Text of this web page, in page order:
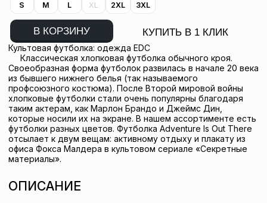
S M L XL 2XL 3XL
В КОРЗИНУ КУПИТЬ В 1 КЛИК
Культовая футболка: одежда EDC
Классическая хлопковая футболка обычного кроя.
Своеобразная форма футболок развилась в начале 20 века
из бывшего нижнего белья (так называемого
профсоюзного костюма). После Второй мировой войны
хлопковые футболки стали очень популярны благодаря
таким актерам, как Марлон Брандо и Джеймс Дин,
которые носили их на экране. В нашем ассортименте есть
футболки разных цветов. Футболка Adventure Is Out There
отсылает к двум вещам: активному отдыху и плакату из
офиса Фокса Малдера в культовом сериале «Секретные
материалы».
ОПИСАНИЕ